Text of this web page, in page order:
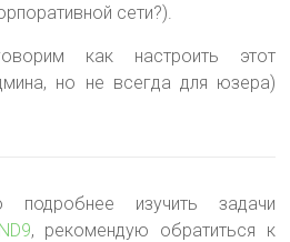
сети?).
как настроить этот
но не всегда для юзера)
подробнее изучить задачи
, рекомендую обратиться к